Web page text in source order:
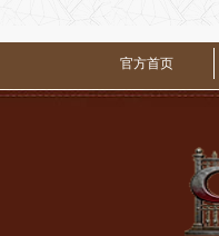
官方首页